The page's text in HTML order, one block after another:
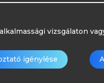
vizsgálaton
igénylése